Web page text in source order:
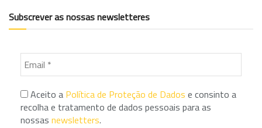
Subscrever as nossas newsletteres
Aceito a Política de Proteção de Dados e consinto a
recolha e tratamento de dados pessoais para as
nossas newsletters.